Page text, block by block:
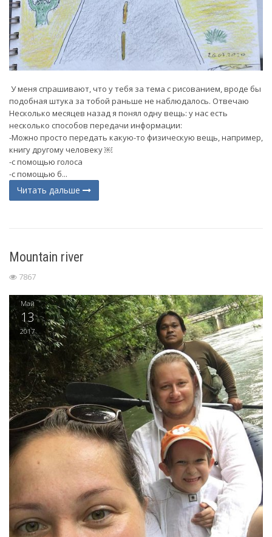
У меня спрашивают, что у тебя за тема с рисованием, вроде бы
подобная штука за тобой раньше не наблюдалось. Отвечаю
Несколько месяцев назад я понял одну вещь: у нас есть
несколько способов передачи информации:
-Можно просто передать какую-то физическую вещь, например,
книгу другому человеку ￼
-с помощью голоса
-с помощью б...
Читать дальше
Mountain river
7867
Май
13
2017